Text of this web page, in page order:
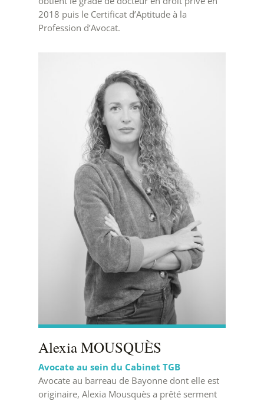
2018 puis le Certificat d’Aptitude à la
Profession d’Avocat.
Alexia MOUSQUÈS
Avocate au sein du Cabinet TGB
Avocate au barreau de Bayonne dont elle est
originaire, Alexia Mousquès a prêté serment